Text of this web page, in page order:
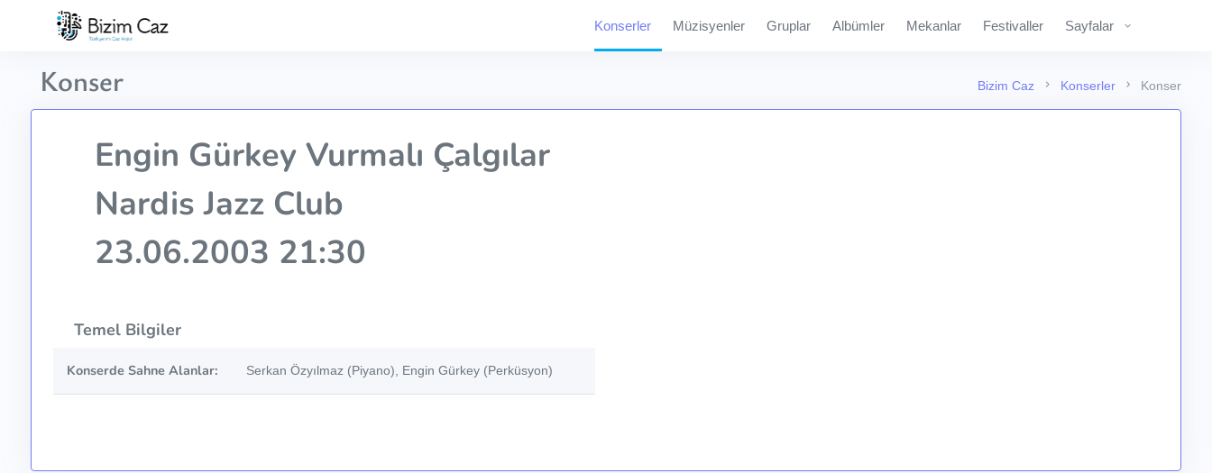
Konserler Müzisyenler Gruplar Albümler Mekanlar Festivaller Sayfalar
Bizim Caz Konserler Konser
Konser
Engin Gürkey Vurmalı Çalgılar
Nardis Jazz Club
23.06.2003 21:30
Temel Bilgiler
Konserde Sahne Alanlar: Serkan Özyılmaz (Piyano), Engin Gürkey (Perküsyon)